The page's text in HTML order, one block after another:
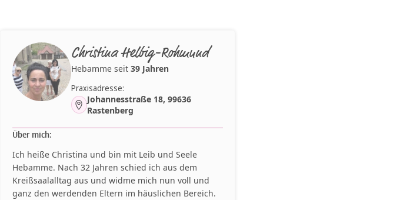
Christina Helbig-Rohmund
Hebamme seit 39 Jahren
Praxisadresse:
Johannesstraße 18, 99636
Rastenberg
Über mich:
Ich heiße Christina und bin mit Leib und Seele
Hebamme. Nach 32 Jahren schied ich aus dem
Kreißsaalalltag aus und widme mich nun voll und
ganz den werdenden Eltern im häuslichen Bereich.